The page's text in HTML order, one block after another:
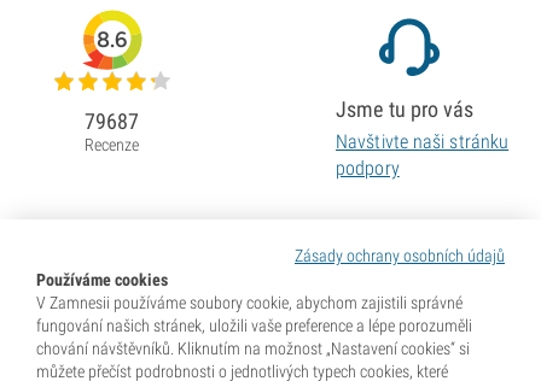
Zásady ochrany osobních údajů
Používáme cookies
V Zamnesii používáme soubory cookie, abychom zajistili správné
fungování našich stránek, uložili vaše preference a lépe porozuměli
chování návštěvníků. Kliknutím na možnost „Nastavení cookies“ si
můžete přečíst podrobnosti o jednotlivých typech cookies, které
8.6
79687
Recenze
Jsme tu pro vás
Navštivte naši stránku
podpory